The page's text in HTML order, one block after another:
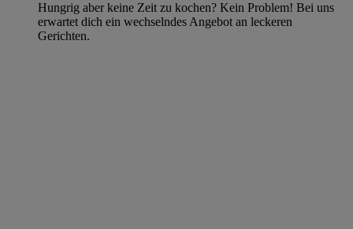
Hungrig aber keine Zeit zu kochen? Kein Problem! Bei uns
erwartet dich ein wechselndes Angebot an leckeren
Gerichten.